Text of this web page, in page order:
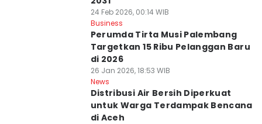
24 Feb 2026, 00:14 WIB
Business
Perumda Tirta Musi Palembang
Targetkan 15 Ribu Pelanggan Baru
di 2026
26 Jan 2026, 18:53 WIB
News
Distribusi Air Bersih Diperkuat
untuk Warga Terdampak Bencana
di Aceh